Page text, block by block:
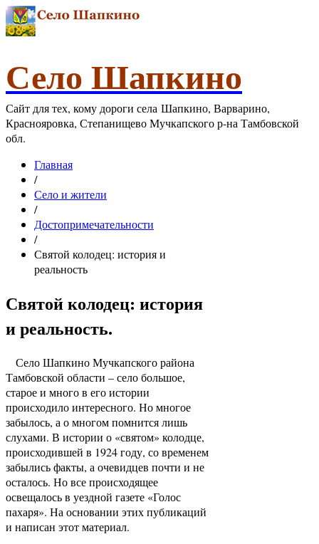
Село Шапкино
Сайт для тех, кому дороги села Шапкино, Варварино,
Краснояровка, Степанищево Мучкапского р-на Тамбовской
обл.
Главная
/
Село и жители
/
Достопримечательности
/
Святой колодец: история и
реальность
Святой колодец: история
и реальность.
Село Шапкино Мучкапского района
Тамбовской области – село большое,
старое и много в его истории
происходило интересного. Но многое
забылось, а о многом помнится лишь
слухами. В истории о «святом» колодце,
происходившей в 1924 году, со временем
забылись факты, а очевидцев почти и не
осталось. Но все происходящее
освещалось в уездной газете «Голос
пахаря». На основании этих публикаций
и написан этот материал.